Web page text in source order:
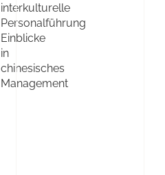
interkulturelle
Personalführung
Einblicke
in
chinesisches
Management